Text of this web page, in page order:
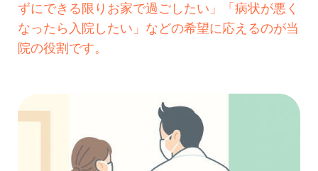
ずにできる限りお家で過ごしたい」「病状が悪く
なったら入院したい」などの希望に応えるのが当
院の役割です。